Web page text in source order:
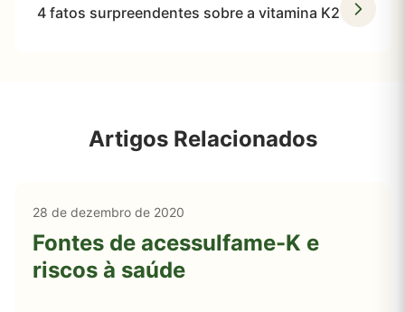
4 fatos surpreendentes sobre a vitamina K2
Artigos Relacionados
28 de dezembro de 2020
Fontes de acessulfame-K e
riscos à saúde